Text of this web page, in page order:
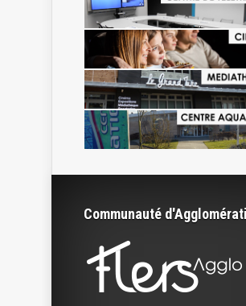
Communauté